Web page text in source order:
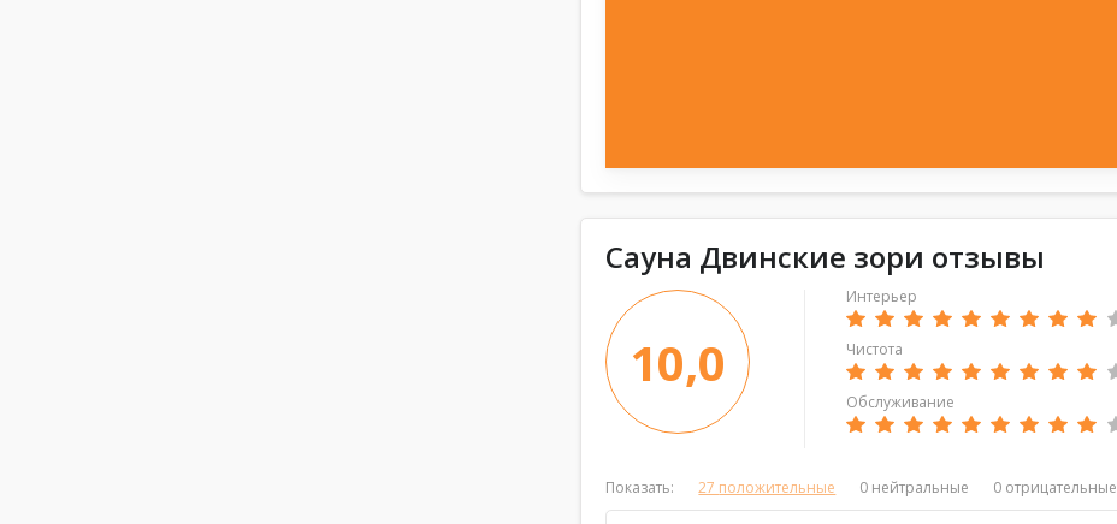
Сауна Двинские зори отзывы
10,0
Интерьер
Чистота
Обслуживание
Показать: 27 положительные 0 нейтральные 0 отрицательные